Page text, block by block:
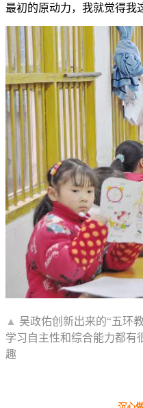
最初的原动力，我就觉得我
▲ 吴政佑创新出来的“五环
学习自主性和综合能力都有
趣